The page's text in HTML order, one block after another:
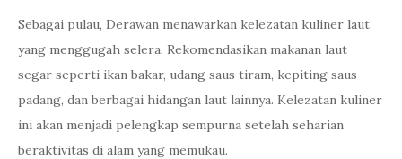
Sebagai pulau, Derawan menawarkan kelezatan kuliner laut
yang menggugah selera. Rekomendasikan makanan laut
segar seperti ikan bakar, udang saus tiram, kepiting saus
padang, dan berbagai hidangan laut lainnya. Kelezatan kuliner
ini akan menjadi pelengkap sempurna setelah seharian
beraktivitas di alam yang memukau.